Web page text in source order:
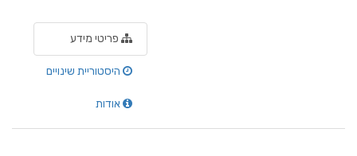
פריטי מידע
היסטוריית שינויים
אודות